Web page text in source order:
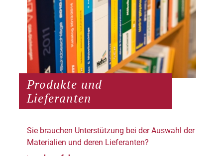
Produkte und
Lieferanten
Sie brauchen Unterstützung bei der Auswahl der
Materialien und deren Lieferanten?